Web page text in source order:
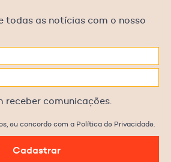
todas as notícias com o nosso
receber comunicações.
eu concordo com a Política de Privacidade.
Cadastrar